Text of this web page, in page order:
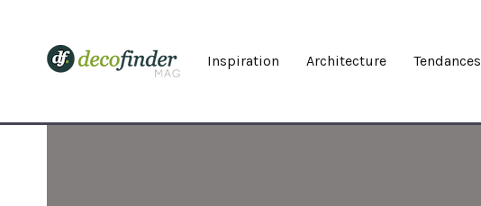
Inspiration Architecture Tendances